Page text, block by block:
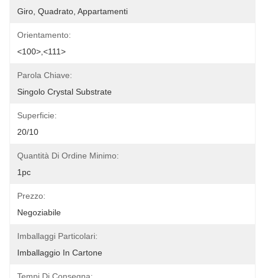
Giro, Quadrato, Appartamenti
Orientamento:
<100>,<111>
Parola Chiave:
Singolo Crystal Substrate
Superficie:
20/10
Quantità Di Ordine Minimo:
1pc
Prezzo:
Negoziabile
Imballaggi Particolari:
Imballaggio In Cartone